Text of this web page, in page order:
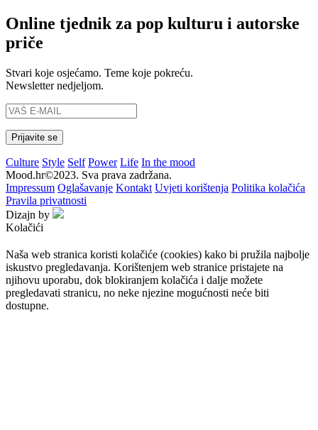
Online tjednik za pop kulturu i autorske
priče
Stvari koje osjećamo. Teme koje pokreću.
Newsletter nedjeljom.
Culture Style Self Power Life In the mood
Mood.hr©2023. Sva prava zadržana.
Impressum Oglašavanje Kontakt Uvjeti korištenja Politika kolačića
Pravila privatnosti
Dizajn by
Kolačići
Naša web stranica koristi kolačiće (cookies) kako bi pružila najbolje
iskustvo pregledavanja. Korištenjem web stranice pristajete na
njihovu uporabu, dok blokiranjem kolačića i dalje možete
pregledavati stranicu, no neke njezine mogućnosti neće biti
dostupne.